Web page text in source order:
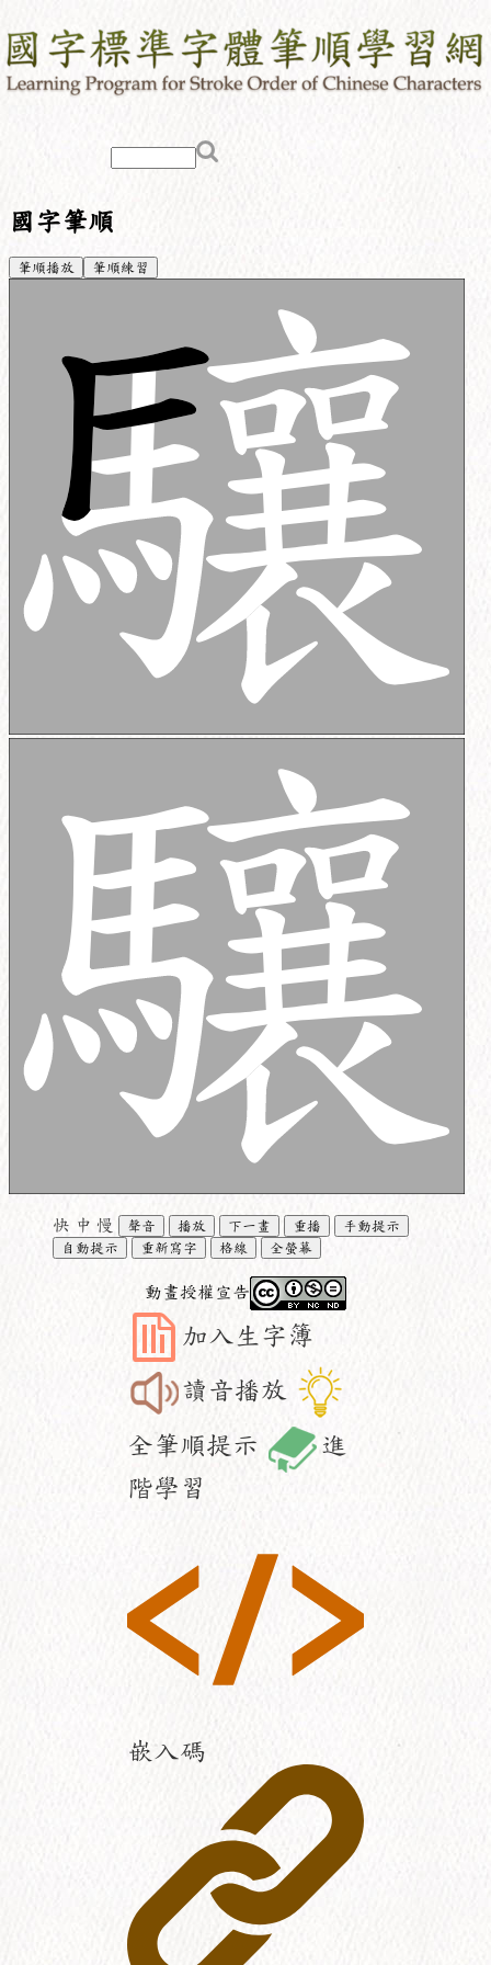
國字筆順
筆順播放 筆順練習
快 中 慢 聲音 播放 下一畫 重播
手動提示
自動提示
重新寫字 格線 全螢幕
動畫授權宣告
加入生字簿
讀音播放
全筆順提示
進
階學習
嵌入碼